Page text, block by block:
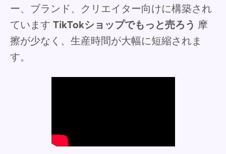
ー、ブランド、クリエイター向けに構築され
ています TikTokショップでもっと売ろう 摩
擦が少なく、生産時間が大幅に短縮されま
す。